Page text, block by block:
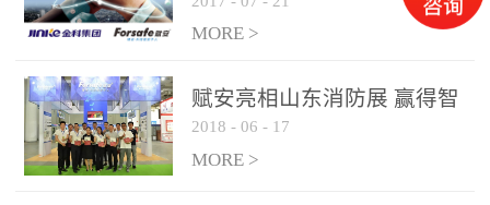
现场图像的实时获取、预
处理和特征提取分析，实
现火焰的跟踪和识别。能
更早的进行预警，达到早
报早防的效果。 系统构
成示意图： 图像型火灾
MORE >
赋安亮相山东消防展 赢得智
慧消防新荣耀
2018 - 06 - 17
MORE >